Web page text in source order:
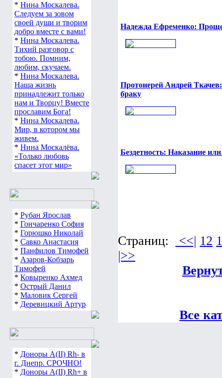
* Нина Москалева.
Следуем за зовом
своей души и творим
добро вместе с вами!
* Нина Москалева.
Тихий разговор с
тобою. Помним,
любим, скучаем.
* Нина Москалева.
Наша жизнь
принадлежит только
нам и Творцу! Вместе
прославим Бога!
* Нина Москалева.
Мир, в котором мы
живем.
* Нина Москалёва.
«Только любовь
спасет этот мир»
* Рубан Ярослав
* Гончаренко София
* Горюшко Николай
* Савко Анастасия
* Панфилов Тимофей
* Азаров-Кобзарь
Тимофей
* Ковыренко Ахмед
* Острый Данил
* Маловик Сергей
* Деревицкий Артур
* Доноры А(ІІ) Rh- в
г. Днепр. СРОЧНО!
* Доноры А(ІІ) Rh+ в
Надежда Ефременко:
Протоиерей Андрей
браку
Бездетность: Наказание
Страниц: <<| 12
|>>
Все